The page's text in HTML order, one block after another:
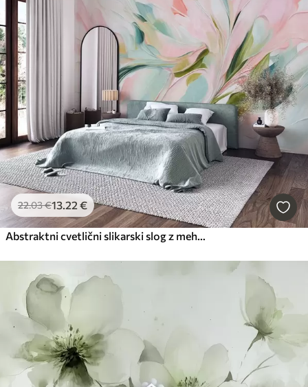
22.03€13.22 €
Abstraktni cvetlični slikarski slog z mehkimi pastelnimi potezami čopiča na svetlem ozadju